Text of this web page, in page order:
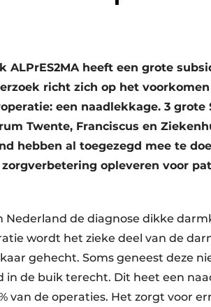
heeft een grote
richt zich op het
een naadlekkage. 3 grote
Twente, Franciscus en
hebben al toegezegd mee te
opleveren voor
Nederland de diagnose dikke
wordt het zieke deel van de
gehecht. Soms geneest deze
de buik terecht. Dit heet een
van de operaties. Het zorgt voor